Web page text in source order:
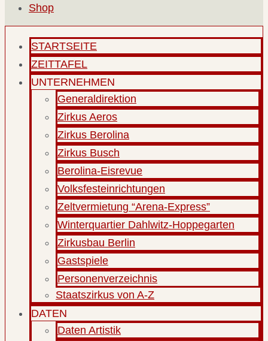
Shop
STARTSEITE
ZEITTAFEL
UNTERNEHMEN
Generaldirektion
Zirkus Aeros
Zirkus Berolina
Zirkus Busch
Berolina-Eisrevue
Volksfesteinrichtungen
Zeltvermietung “Arena-Express”
Winterquartier Dahlwitz-Hoppegarten
Zirkusbau Berlin
Gastspiele
Personenverzeichnis
Staatszirkus von A-Z
DATEN
Daten Artistik